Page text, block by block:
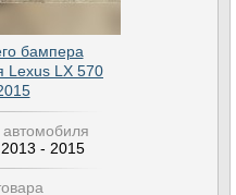
бампера
Lexus LX 570
- 2015